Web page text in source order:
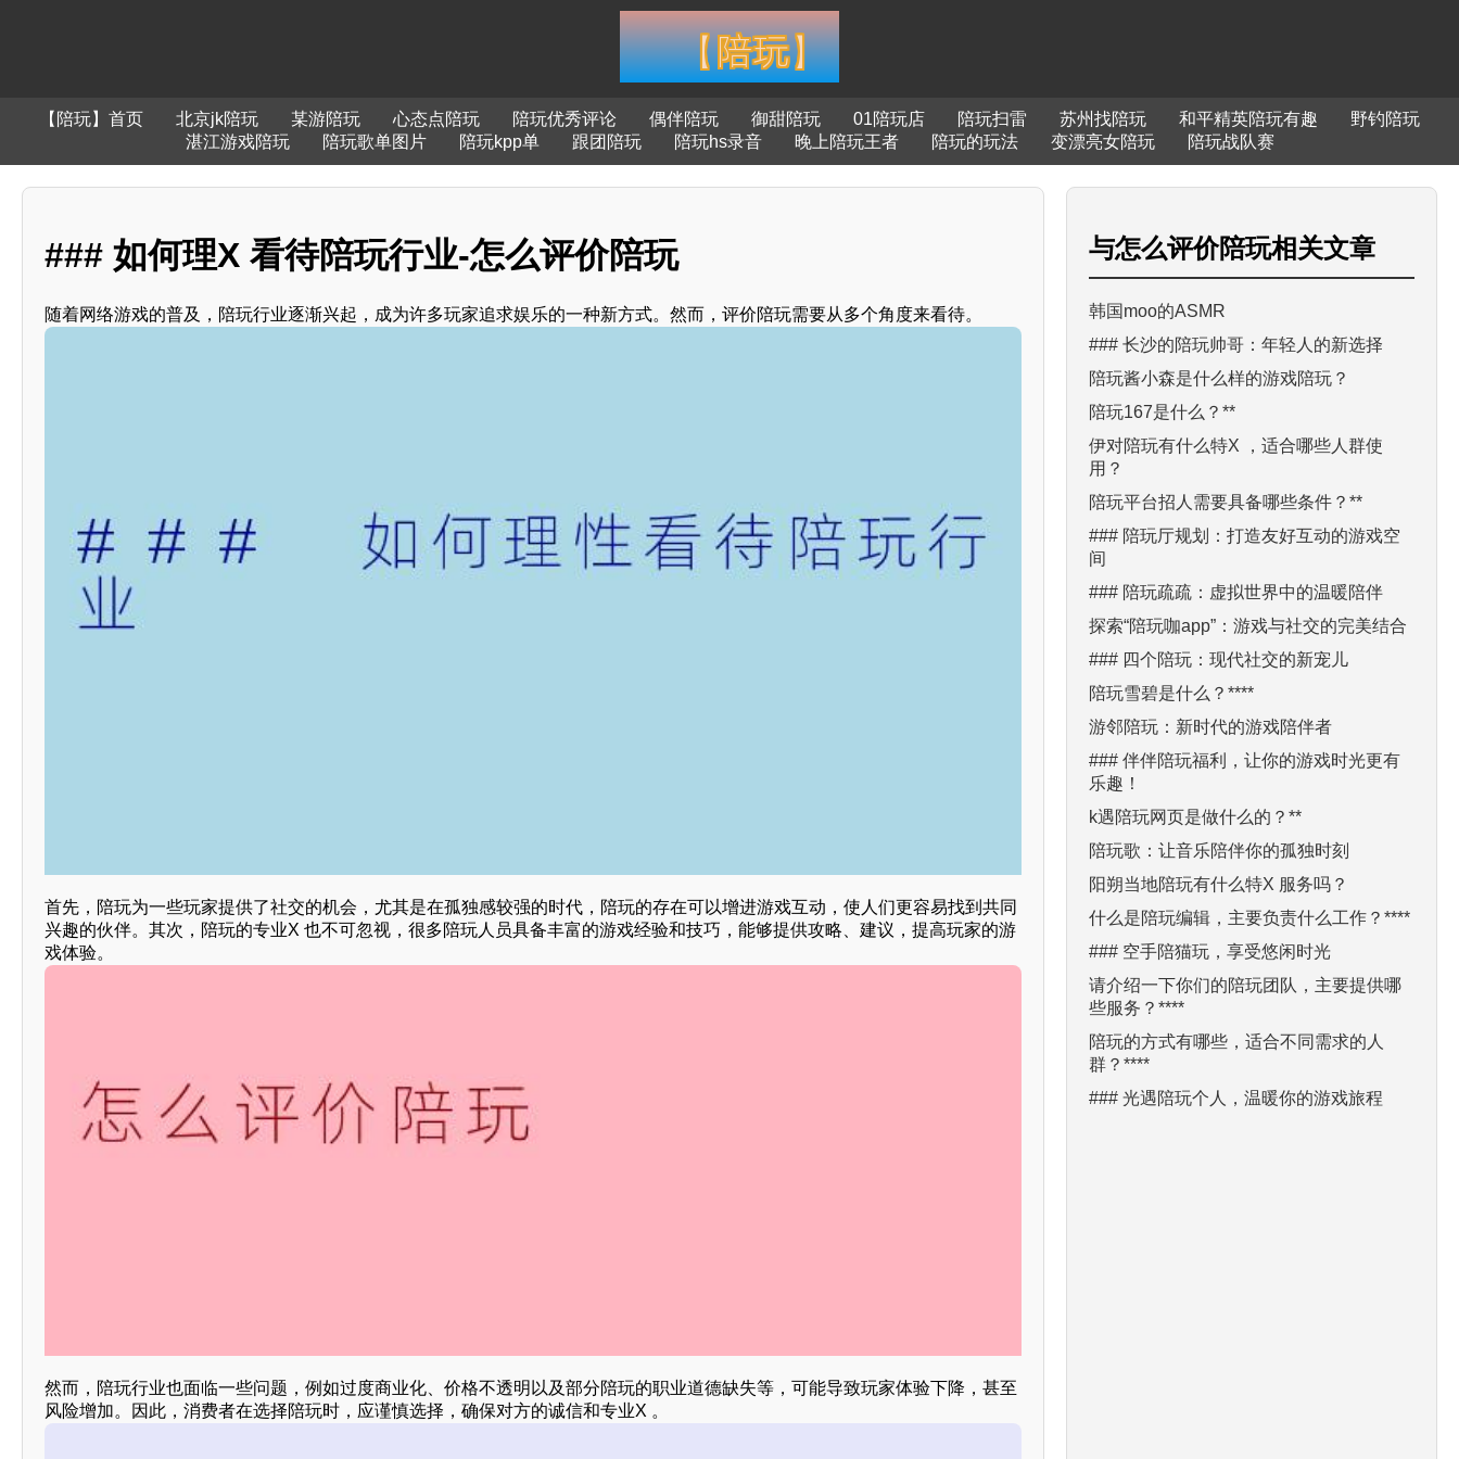
【陪玩】首页 北京jk陪玩 某游陪玩 心态点陪玩 陪玩优秀评论 偶伴陪玩 御甜陪玩 01陪玩店 陪玩扫雷 苏州找陪玩 和平精英陪玩有趣
野钓陪玩
湛江游戏陪玩
陪玩歌单图片 陪玩kpp单 跟团陪玩 陪玩hs录音 晚上陪玩王者 陪玩的玩法 变漂亮女陪玩 陪玩战队赛
### 如何理X 看待陪玩行业-怎么评价陪玩
随着网络游戏的普及，陪玩行业逐渐兴起，成为许多玩家追求娱乐的一种新方式。然而，评价陪玩需要从多个角度来看待。
首先，陪玩为一些玩家提供了社交的机会，尤其是在孤独感较强的时代，陪玩的存在可以增进游戏互动，使人们更容易找到共同
兴趣的伙伴。其次，陪玩的专业X 也不可忽视，很多陪玩人员具备丰富的游戏经验和技巧，能够提供攻略、建议，提高玩家的游
戏体验。
然而，陪玩行业也面临一些问题，例如过度商业化、价格不透明以及部分陪玩的职业道德缺失等，可能导致玩家体验下降，甚至
风险增加。因此，消费者在选择陪玩时，应谨慎选择，确保对方的诚信和专业X 。
与怎么评价陪玩相关文章
韩国moo的ASMR
### 长沙的陪玩帅哥：年轻人的新选择
陪玩酱小森是什么样的游戏陪玩？
陪玩167是什么？**
伊对陪玩有什么特X ，适合哪些人群使
用？
陪玩平台招人需要具备哪些条件？**
### 陪玩厅规划：打造友好互动的游戏空
间
### 陪玩疏疏：虚拟世界中的温暖陪伴
探索“陪玩咖app”：游戏与社交的完美结合
### 四个陪玩：现代社交的新宠儿
陪玩雪碧是什么？****
游邻陪玩：新时代的游戏陪伴者
### 伴伴陪玩福利，让你的游戏时光更有
乐趣！
k遇陪玩网页是做什么的？**
陪玩歌：让音乐陪伴你的孤独时刻
阳朔当地陪玩有什么特X 服务吗？
什么是陪玩编辑，主要负责什么工作？****
### 空手陪猫玩，享受悠闲时光
请介绍一下你们的陪玩团队，主要提供哪
些服务？****
陪玩的方式有哪些，适合不同需求的人
群？****
### 光遇陪玩个人，温暖你的游戏旅程